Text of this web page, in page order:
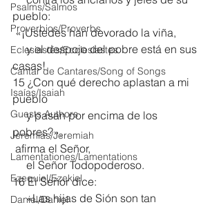
Psalms/Salmos
Proverbios/Proverbs
Eclesiastés/Ecclesiastes
Cantar de Cantares/Song of Songs
Isaías/Isaiah
Guests Authors
Jeremias/Jeremiah
Lamentationes/Lamentations
Ezequiel/Ezekiel
Daniel/Daniel
pueblo:
«¡Ustedes han devorado la viña,
     y el despojo del pobre está en sus
casas!
15 ¿Con qué derecho aplastan a mi
pueblo
     y pasan por encima de los
pobres?»,
afirma el Señor,
     el Señor Todopoderoso.
16 El Señor dice:
     «Las hijas de Sión son tan